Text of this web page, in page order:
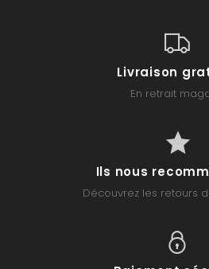
Livraison
En retrait
Ils nous
Découvrez les retours